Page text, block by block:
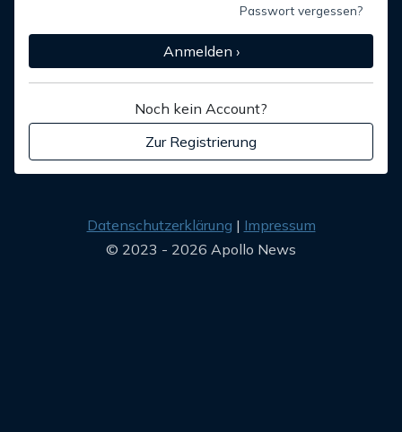
Passwort vergessen?
Anmelden ›
Noch kein Account?
Zur Registrierung
Datenschutzerklärung
Impressum
© 2023 - 2026 Apollo News